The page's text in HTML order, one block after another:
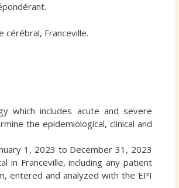
cérébral, Franceville.
which includes acute and severe
the epidemiological, clinical and
1, 2023 to December 31, 2023
in Franceville, including any patient
entered and analyzed with the EPI